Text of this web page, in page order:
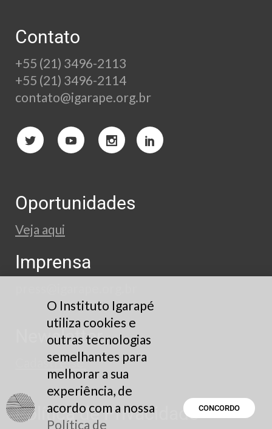
Contato
+55 (21) 3496-2113
+55 (21) 3496-2114
contato@igarape.org.br
Oportunidades
Veja aqui
Imprensa
Newsletter
Cadastre-se
Política de Privacidade
O Instituto Igarapé
utiliza cookies e
outras tecnologias
semelhantes para
melhorar a sua
experiência, de
acordo com a nossa
Política de
CONCORDO